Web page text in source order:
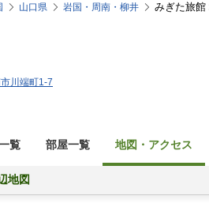
山口県 岩国・周南・柳井 みぎた旅館
川端町1-7
覧 部屋一覧 地図・アクセス
地図